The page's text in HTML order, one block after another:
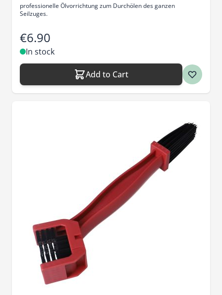
professionelle Ölvorrichtung zum Durchölen des ganzen
Seilzuges.
€6.90
In stock
Add to Cart